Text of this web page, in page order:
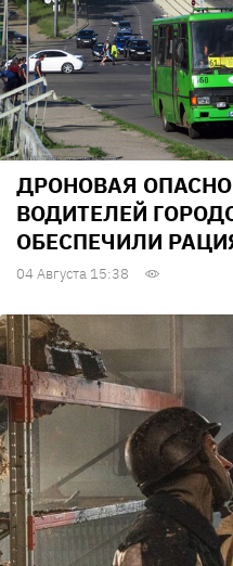
ДРОНОВАЯ
ВОДИТЕЛЕЙ
ОБЕСПЕЧИЛИ
04 Августа 15:38